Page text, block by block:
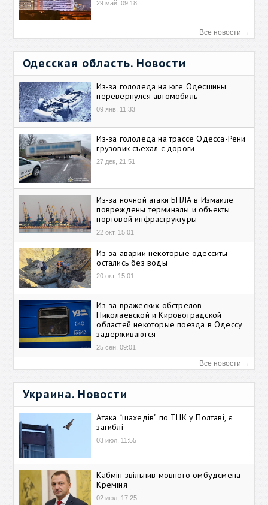
29 май, 09:18
Все новости →
Одесская область. Новости
Из-за гололеда на юге Одесщины
перевернулся автомобиль
09 янв, 11:33
Из-за гололеда на трассе Одесса-Рени
грузовик съехал с дороги
27 дек, 21:51
Из-за ночной атаки БПЛА в Измаиле
повреждены терминалы и объекты
портовой инфраструктуры
22 окт, 15:01
Из-за аварии некоторые одесситы
остались без воды
20 окт, 15:01
Из-за вражеских обстрелов
Николаевской и Кировоградской
областей некоторые поезда в Одессу
задерживаются
25 сен, 09:01
Все новости →
Украина. Новости
Атака “шахедів” по ТЦК у Полтаві, є
загиблі
03 июл, 11:55
Кабмін звільнив мовного омбудсмена
Креміня
02 июл, 17:25